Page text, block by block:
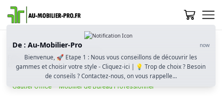
Accueil
La Marque Gautier
Fabrication Des Meubles Gautier Et Mobilier De Bureaux
Gautier Office
Gautier Office – Mobilier de Bureau Professionnel
De : Au-Mobilier-Pro now
Bienvenue, 🚀 Etape 1 : Nous vous conseillons de découvrir les
gammes et choisir votre style - Cliquez-ici | 💡 Trop de choix ? Besoin
de conseils ? Contactez-nous, on vous rappelle...